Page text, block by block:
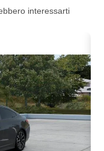
interessarti